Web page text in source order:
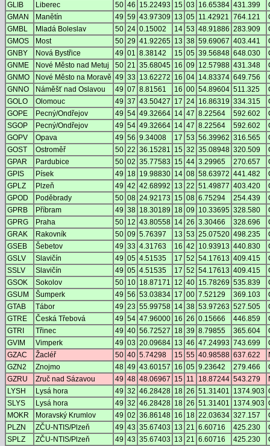
GLIB
Liberec 50 46 15.22493 15 03 16.65384 431.399
GMAN
Manětín 49 59 43.97309 13 05 11.42921 764.121
GMBL
Mladá Boleslav 50 24 0.15002 14 53 48.91886 283.909
GMOS
Most 50 29 41.92265 13 38 59.69067 403.441
GNBY
Nová Bystřice 49 01 8.38142 15 05 39.56848 648.030
GNME
Nové Město nad Metuj 50 21 35.68045 16 09 12.57988 431.348
GNMO
Nové Město na Moravě 49 33 13.62272 16 04 14.83374 649.756
GNNO
Náměšť nad Oslavou 49 07 8.81561 16 00 54.89604 511.325
GOLO
Olomouc 49 37 43.50427 17 24 16.86319 334.315
GOPE
Pecný/Ondřejov 49 54 49.32664 14 47 8.22564 592.602
SGOP
Pecný/Ondřejov 49 54 49.32664 14 47 8.22564 592.602
GOPV
Opava 49 56 9.34008 17 53 56.39962 316.565
GOST
Ostroměř 50 22 36.15281 15 32 35.08948 320.509
GPAR
Pardubice 50 02 35.77583 15 44 3.29965 270.657
GPIS
Písek 49 18 19.98830 14 08 58.63972 441.482
GPLZ
Plzeň 49 42 42.68992 13 22 51.49877 403.420
GPOD
Poděbrady 50 08 24.92173 15 08 6.75294 254.439
GPRB
Příbram 49 38 18.30189 18 09 10.33695 328.580
GPRG
Praha 50 12 43.80558 14 26 3.30466 328.696
GRAK
Rakovník 50 09 5.76397 13 53 25.07520 498.235
GSEB
Šebetov 49 33 4.31763 16 42 10.93913 440.830
GSLV
Slavičín 49 05 4.51535 17 52 54.17613 409.415
SSLV
Slavičín 49 05 4.51535 17 52 54.17613 409.415
GSOK
Sokolov 50 10 18.87171 12 40 15.78269 535.839
GSUM
Šumperk 49 56 53.03834 17 00 7.52129 369.103
GTAB
Tábor 49 23 55.99758 14 38 53.97263 527.505
GTRE
Česká Třebová 49 54 47.96000 16 26 0.15666 446.859
GTRI
Třinec 49 40 56.72527 18 39 8.79855 365.604
GVIM
Vimperk 49 03 20.09684 13 46 47.24993 743.699
GZAC
Žacléř 50 40 5.74298 15 55 40.98588 637.622
GZN2
Znojmo 48 49 43.60157 16 05 9.23642 279.466
GZRU
Zruč nad Sázavou 49 48 48.06967 15 11 18.87244 543.279
LYSH
Lysá hora 49 32 46.28428 18 26 51.31401 1374.903
SLYS
Lysá hora 49 32 46.28428 18 26 51.31401 1374.903
MOKR
Moravský Krumlov 49 02 36.86148 16 18 22.03634 327.157
PLZN
ZČU-NTIS/Plzeň 49 43 35.67403 13 21 6.60716 425.230
SPLZ
ZČU-NTIS/Plzeň 49 43 35.67403 13 21 6.60716 425.230